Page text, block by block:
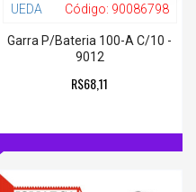
UEDA Código: 90086798
Garra P/Bateria 100-A C/10 -
9012
R$68,11